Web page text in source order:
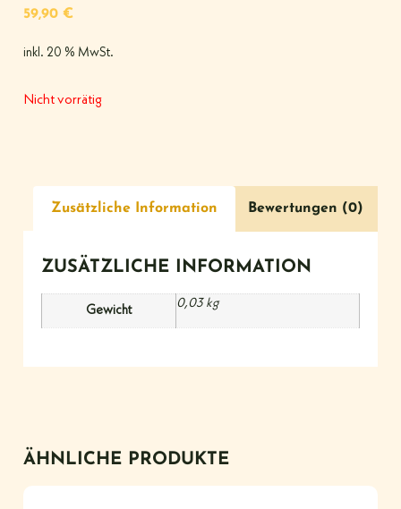
59,90 €
inkl. 20 % MwSt.
Nicht vorrätig
Zusätzliche Information Bewertungen (0)
ZUSÄTZLICHE INFORMATION
Gewicht
0,03 kg
ÄHNLICHE PRODUKTE